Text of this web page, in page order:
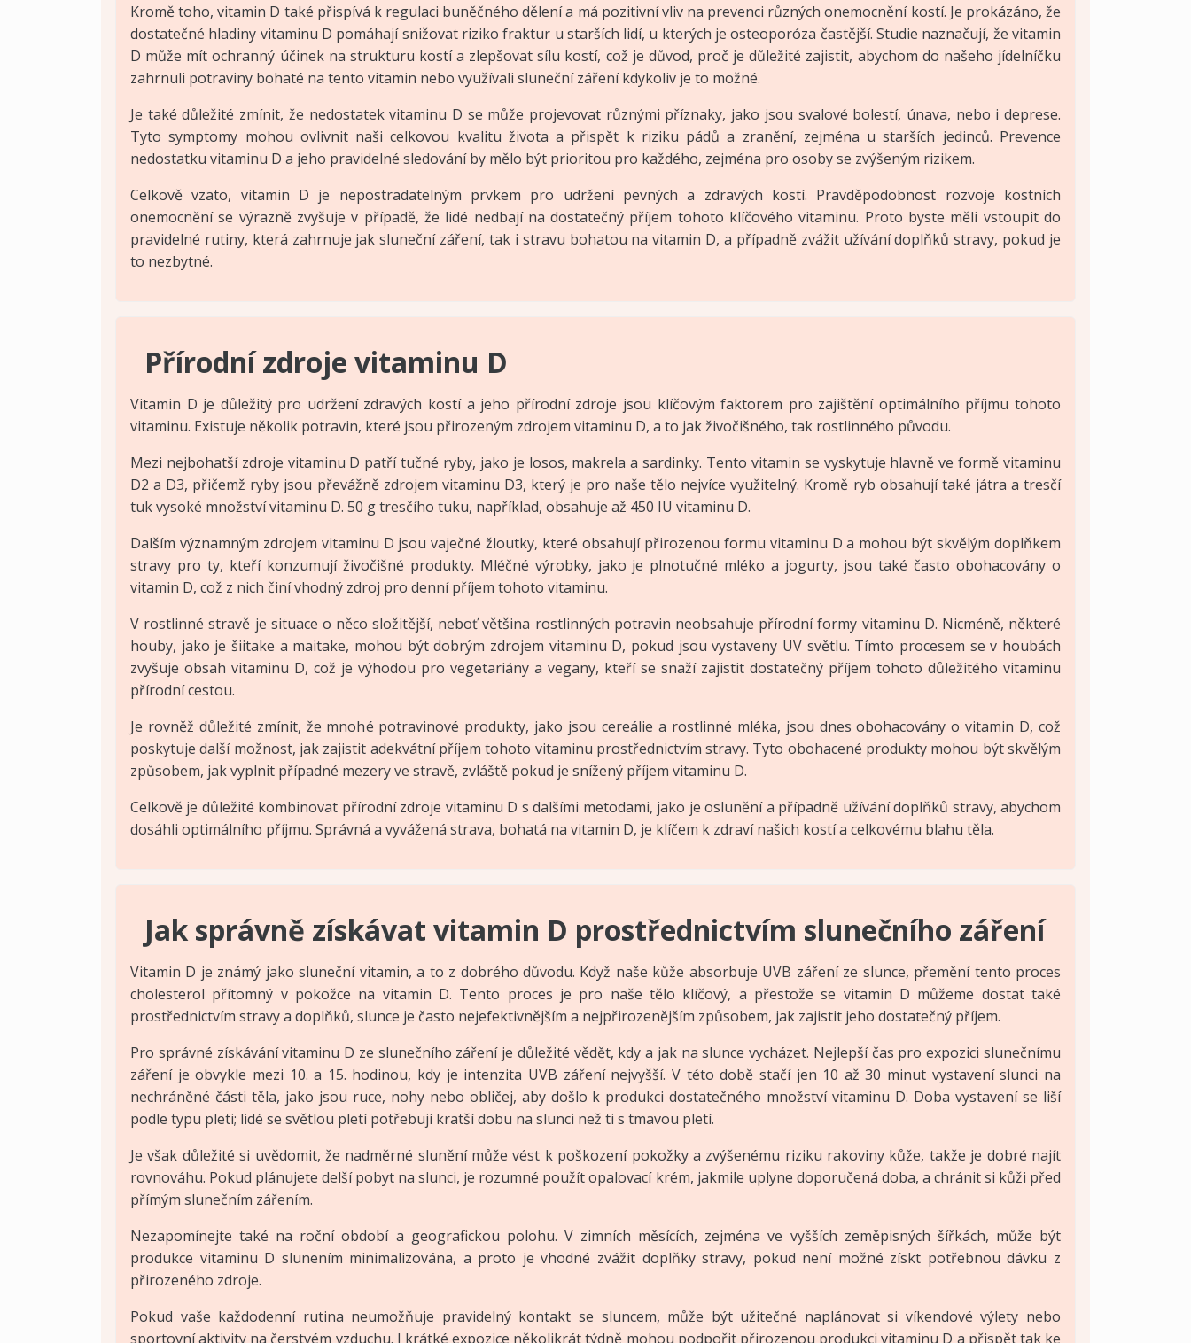
Kromě toho, vitamin D také přispívá k regulaci buněčného dělení a má pozitivní vliv na prevenci různých onemocnění kostí. Je prokázáno, že
dostatečné hladiny vitaminu D pomáhají snižovat riziko fraktur u starších lidí, u kterých je osteoporóza častější. Studie naznačují, že vitamin
D může mít ochranný účinek na strukturu kostí a zlepšovat sílu kostí, což je důvod, proč je důležité zajistit, abychom do našeho jídelníčku
zahrnuli potraviny bohaté na tento vitamin nebo využívali sluneční záření kdykoliv je to možné.
Je také důležité zmínit, že nedostatek vitaminu D se může projevovat různými příznaky, jako jsou svalové bolestí, únava, nebo i deprese.
Tyto symptomy mohou ovlivnit naši celkovou kvalitu života a přispět k riziku pádů a zranění, zejména u starších jedinců. Prevence
nedostatku vitaminu D a jeho pravidelné sledování by mělo být prioritou pro každého, zejména pro osoby se zvýšeným rizikem.
Celkově vzato, vitamin D je nepostradatelným prvkem pro udržení pevných a zdravých kostí. Pravděpodobnost rozvoje kostních
onemocnění se výrazně zvyšuje v případě, že lidé nedbají na dostatečný příjem tohoto klíčového vitaminu. Proto byste měli vstoupit do
pravidelné rutiny, která zahrnuje jak sluneční záření, tak i stravu bohatou na vitamin D, a případně zvážit užívání doplňků stravy, pokud je
to nezbytné.
Přírodní zdroje vitaminu D
Vitamin D je důležitý pro udržení zdravých kostí a jeho přírodní zdroje jsou klíčovým faktorem pro zajištění optimálního příjmu tohoto
vitaminu. Existuje několik potravin, které jsou přirozeným zdrojem vitaminu D, a to jak živočišného, tak rostlinného původu.
Mezi nejbohatší zdroje vitaminu D patří tučné ryby, jako je losos, makrela a sardinky. Tento vitamin se vyskytuje hlavně ve formě vitaminu
D2 a D3, přičemž ryby jsou převážně zdrojem vitaminu D3, který je pro naše tělo nejvíce využitelný. Kromě ryb obsahují také játra a tresčí
tuk vysoké množství vitaminu D. 50 g tresčího tuku, například, obsahuje až 450 IU vitaminu D.
Dalším významným zdrojem vitaminu D jsou vaječné žloutky, které obsahují přirozenou formu vitaminu D a mohou být skvělým doplňkem
stravy pro ty, kteří konzumují živočišné produkty. Mléčné výrobky, jako je plnotučné mléko a jogurty, jsou také často obohacovány o
vitamin D, což z nich činí vhodný zdroj pro denní příjem tohoto vitaminu.
V rostlinné stravě je situace o něco složitější, neboť většina rostlinných potravin neobsahuje přírodní formy vitaminu D. Nicméně, některé
houby, jako je šiitake a maitake, mohou být dobrým zdrojem vitaminu D, pokud jsou vystaveny UV světlu. Tímto procesem se v houbách
zvyšuje obsah vitaminu D, což je výhodou pro vegetariány a vegany, kteří se snaží zajistit dostatečný příjem tohoto důležitého vitaminu
přírodní cestou.
Je rovněž důležité zmínit, že mnohé potravinové produkty, jako jsou cereálie a rostlinné mléka, jsou dnes obohacovány o vitamin D, což
poskytuje další možnost, jak zajistit adekvátní příjem tohoto vitaminu prostřednictvím stravy. Tyto obohacené produkty mohou být skvělým
způsobem, jak vyplnit případné mezery ve stravě, zvláště pokud je snížený příjem vitaminu D.
Celkově je důležité kombinovat přírodní zdroje vitaminu D s dalšími metodami, jako je oslunění a případně užívání doplňků stravy, abychom
dosáhli optimálního příjmu. Správná a vyvážená strava, bohatá na vitamin D, je klíčem k zdraví našich kostí a celkovému blahu těla.
Jak správně získávat vitamin D prostřednictvím slunečního záření
Vitamin D je známý jako sluneční vitamin, a to z dobrého důvodu. Když naše kůže absorbuje UVB záření ze slunce, přemění tento proces
cholesterol přítomný v pokožce na vitamin D. Tento proces je pro naše tělo klíčový, a přestože se vitamin D můžeme dostat také
prostřednictvím stravy a doplňků, slunce je často nejefektivnějším a nejpřirozenějším způsobem, jak zajistit jeho dostatečný příjem.
Pro správné získávání vitaminu D ze slunečního záření je důležité vědět, kdy a jak na slunce vycházet. Nejlepší čas pro expozici slunečnímu
záření je obvykle mezi 10. a 15. hodinou, kdy je intenzita UVB záření nejvyšší. V této době stačí jen 10 až 30 minut vystavení slunci na
nechráněné části těla, jako jsou ruce, nohy nebo obličej, aby došlo k produkci dostatečného množství vitaminu D. Doba vystavení se liší
podle typu pleti; lidé se světlou pletí potřebují kratší dobu na slunci než ti s tmavou pletí.
Je však důležité si uvědomit, že nadměrné slunění může vést k poškození pokožky a zvýšenému riziku rakoviny kůže, takže je dobré najít
rovnováhu. Pokud plánujete delší pobyt na slunci, je rozumné použít opalovací krém, jakmile uplyne doporučená doba, a chránit si kůži před
přímým slunečním zářením.
Nezapomínejte také na roční období a geografickou polohu. V zimních měsících, zejména ve vyšších zeměpisných šířkách, může být
produkce vitaminu D slunením minimalizována, a proto je vhodné zvážit doplňky stravy, pokud není možné získt potřebnou dávku z
přirozeného zdroje.
Pokud vaše každodenní rutina neumožňuje pravidelný kontakt se sluncem, může být užitečné naplánovat si víkendové výlety nebo
sportovní aktivity na čerstvém vzduchu. I krátké expozice několikrát týdně mohou podpořit přirozenou produkci vitaminu D a přispět tak ke